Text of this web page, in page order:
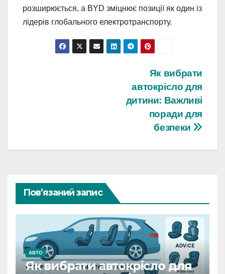
розширюється, а BYD зміцнює позиції як один із
лідерів глобального електротранспорту.
Як вибрати
автокрісло для
дитини: Важливі
поради для
безпеки
Пов’язаний запис
АВТО
Як вибрати автокрісло для